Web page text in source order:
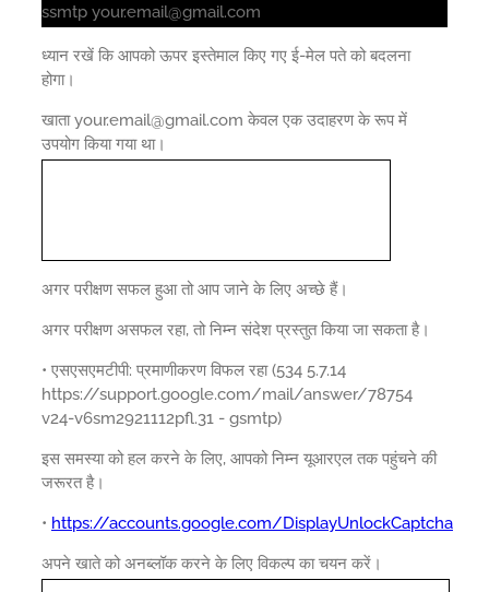
ssmtp your.email@gmail.com
ध्यान रखें कि आपको ऊपर इस्तेमाल किए गए ई-मेल पते को बदलना
होगा।
खाता your.email@gmail.com केवल एक उदाहरण के रूप में
उपयोग किया गया था।
अगर परीक्षण सफल हुआ तो आप जाने के लिए अच्छे हैं।
अगर परीक्षण असफल रहा, तो निम्न संदेश प्रस्तुत किया जा सकता है।
• एसएसएमटीपी: प्रमाणीकरण विफल रहा (534 5.7.14
https://support.google.com/mail/answer/78754
v24-v6sm2921112pfl.31 - gsmtp)
इस समस्या को हल करने के लिए, आपको निम्न यूआरएल तक पहुंचने की
जरूरत है।
• https://accounts.google.com/DisplayUnlockCaptcha
अपने खाते को अनब्लॉक करने के लिए विकल्प का चयन करें।